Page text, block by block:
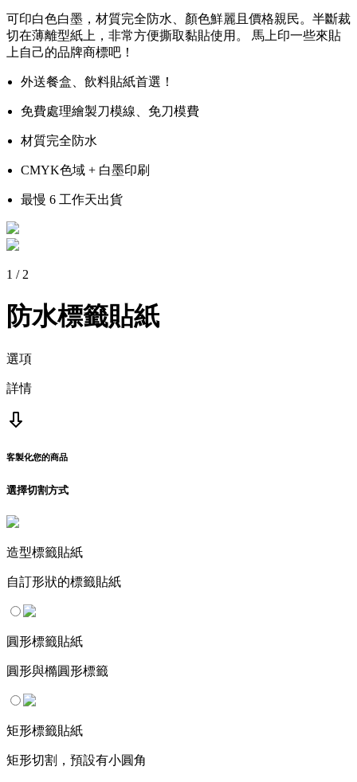
可印白色白墨，材質完全防水、顏色鮮麗且價格親民。半斷裁
切在薄離型紙上，非常方便撕取黏貼使用。 馬上印一些來貼
上自己的品牌商標吧！
外送餐盒、飲料貼紙首選！
免費處理繪製刀模線、免刀模費
材質完全防水
CMYK色域 + 白墨印刷
最慢 6 工作天出貨
1 / 2
防水標籤貼紙
選項
詳情
客製化您的商品
選擇切割方式
造型標籤貼紙
自訂形狀的標籤貼紙
圓形標籤貼紙
圓形與橢圓形標籤
矩形標籤貼紙
矩形切割，預設有小圓角